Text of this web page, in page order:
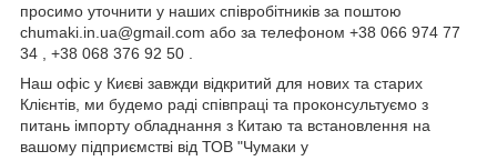
просимо уточнити у наших співробітників за поштою
chumaki.in.ua@gmail.com або за телефоном +38 066 974 77
34 , +38 068 376 92 50 .
Наш офіс у Києві завжди відкритий для нових та старих
Клієнтів, ми будемо раді співпраці та проконсультуємо з
питань імпорту обладнання з Китаю та встановлення на
вашому підприємстві від ТОВ "Чумаки у